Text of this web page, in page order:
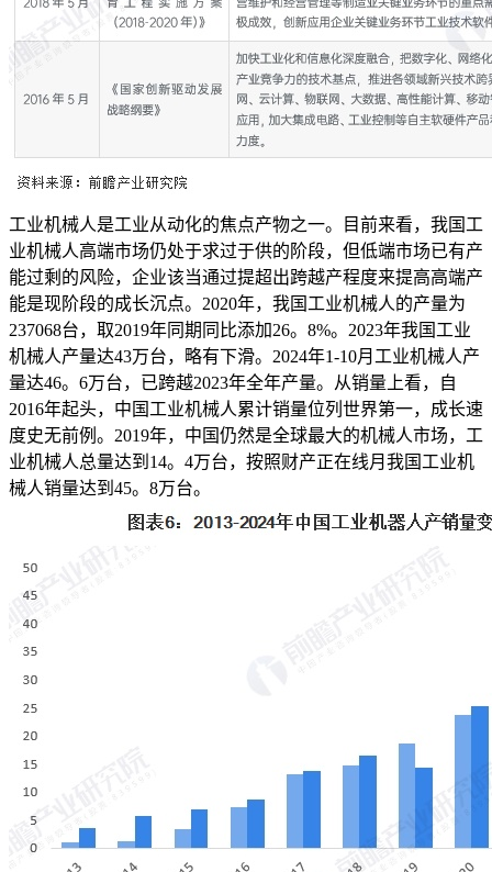
工业机械人是工业从动化的焦点产物之一。目前来看，我国工
业机械人高端市场仍处于求过于供的阶段，但低端市场已有产
能过剩的风险，企业该当通过提超出跨越产程度来提高高端产
能是现阶段的成长沉点。2020年，我国工业机械人的产量为
237068台，取2019年同期同比添加26。8%。2023年我国工业
机械人产量达43万台，略有下滑。2024年1-10月工业机械人产
量达46。6万台，已跨越2023年全年产量。从销量上看，自
2016年起头，中国工业机械人累计销量位列世界第一，成长速
度史无前例。2019年，中国仍然是全球最大的机械人市场，工
业机械人总量达到14。4万台，按照财产正在线月我国工业机
械人销量达到45。8万台。